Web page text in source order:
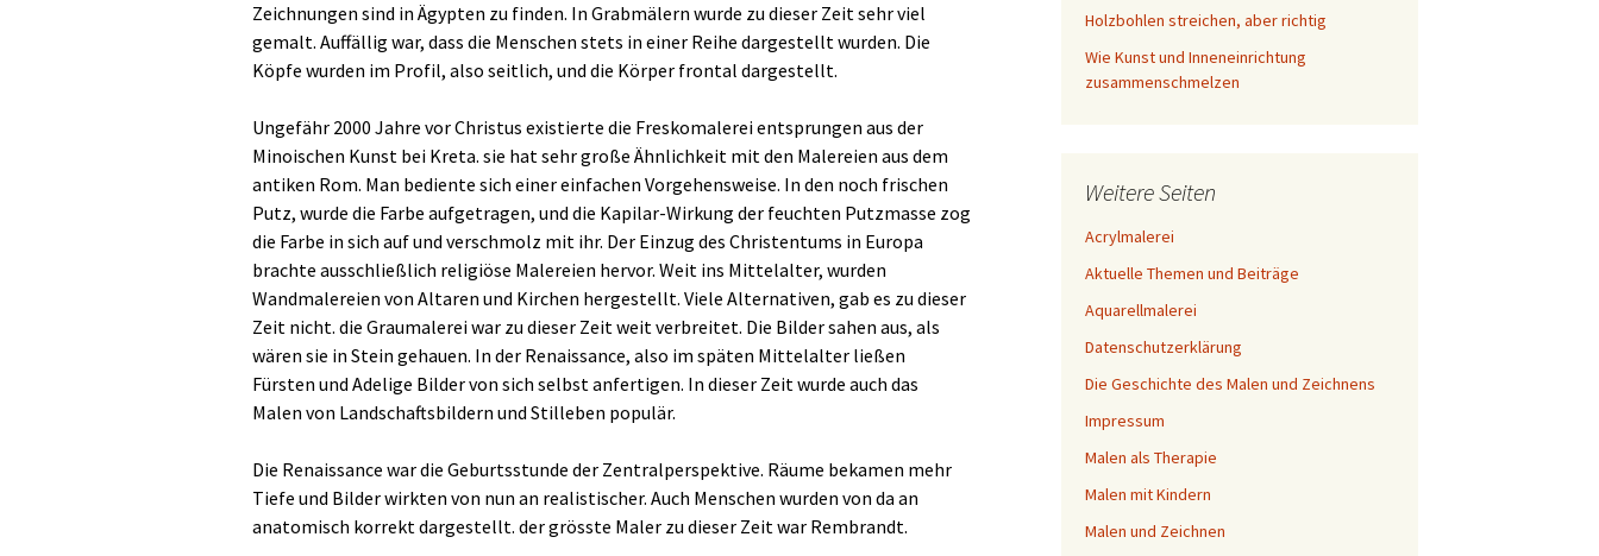
Zeichnungen sind in Ägypten zu finden. In Grabmälern wurde zu dieser Zeit sehr viel
gemalt. Auffällig war, dass die Menschen stets in einer Reihe dargestellt wurden. Die
Köpfe wurden im Profil, also seitlich, und die Körper frontal dargestellt.
Ungefähr 2000 Jahre vor Christus existierte die Freskomalerei entsprungen aus der
Minoischen Kunst bei Kreta. sie hat sehr große Ähnlichkeit mit den Malereien aus dem
antiken Rom. Man bediente sich einer einfachen Vorgehensweise. In den noch frischen
Putz, wurde die Farbe aufgetragen, und die Kapilar-Wirkung der feuchten Putzmasse zog
die Farbe in sich auf und verschmolz mit ihr. Der Einzug des Christentums in Europa
brachte ausschließlich religiöse Malereien hervor. Weit ins Mittelalter, wurden
Wandmalereien von Altaren und Kirchen hergestellt. Viele Alternativen, gab es zu dieser
Zeit nicht. die Graumalerei war zu dieser Zeit weit verbreitet. Die Bilder sahen aus, als
wären sie in Stein gehauen. In der Renaissance, also im späten Mittelalter ließen
Fürsten und Adelige Bilder von sich selbst anfertigen. In dieser Zeit wurde auch das
Malen von Landschaftsbildern und Stilleben populär.
Die Renaissance war die Geburtsstunde der Zentralperspektive. Räume bekamen mehr
Tiefe und Bilder wirkten von nun an realistischer. Auch Menschen wurden von da an
anatomisch korrekt dargestellt. der grösste Maler zu dieser Zeit war Rembrandt.
Holzbohlen streichen, aber richtig
Wie Kunst und Inneneinrichtung
zusammenschmelzen
Weitere Seiten
Acrylmalerei
Aktuelle Themen und Beiträge
Aquarellmalerei
Datenschutzerklärung
Die Geschichte des Malen und Zeichnens
Impressum
Malen als Therapie
Malen mit Kindern
Malen und Zeichnen